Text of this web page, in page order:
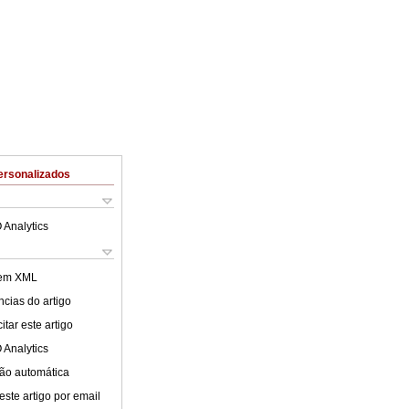
Analytics
XML
do artigo
este artigo
Analytics
automática
artigo por email